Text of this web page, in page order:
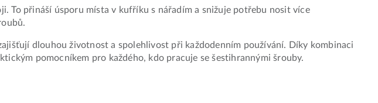
To přináší úsporu místa v kufříku s nářadím a snižuje potřebu nosit více
dlouhou životnost a spolehlivost při každodenním používání. Díky kombinaci
pomocníkem pro každého, kdo pracuje se šestihrannými šrouby.